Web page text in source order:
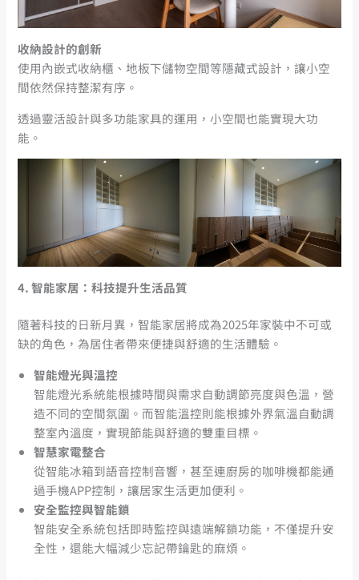
收納設計的創新
使用內嵌式收納櫃、地板下儲物空間等隱藏式設計，讓小空
間依然保持整潔有序。
透過靈活設計與多功能家具的運用，小空間也能實現大功
能。
4.智能家居：科技提升生活品質
隨著科技的日新月異，智能家居將成為2025年家裝中不可或
缺的角色，為居住者帶來便捷與舒適的生活體驗。
智能燈光與溫控
智能燈光系統能根據時間與需求自動調節亮度與色溫，營
造不同的空間氛圍。而智能溫控則能根據外界氣溫自動調
整室內溫度，實現節能與舒適的雙重目標。
智慧家電整合
從智能冰箱到語音控制音響，甚至連廚房的咖啡機都能通
過手機APP控制，讓居家生活更加便利。
安全監控與智能鎖
智能安全系統包括即時監控與遠端解鎖功能，不僅提升安
全性，還能大幅減少忘記帶鑰匙的麻煩。